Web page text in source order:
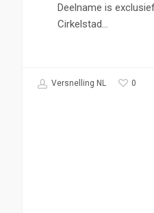
Deelname is
Cirkelstad…
Versnelling NL 0